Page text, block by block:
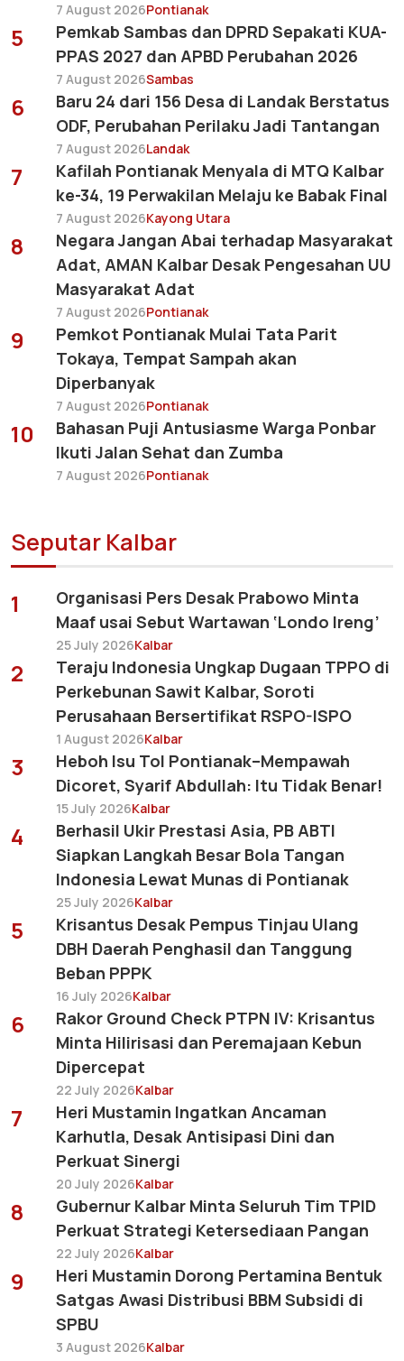
7 August 2026Pontianak
5
Pemkab Sambas dan DPRD Sepakati KUA-
PPAS 2027 dan APBD Perubahan 2026
7 August 2026Sambas
6
Baru 24 dari 156 Desa di Landak Berstatus
ODF, Perubahan Perilaku Jadi Tantangan
7 August 2026Landak
7
Kafilah Pontianak Menyala di MTQ Kalbar
ke-34, 19 Perwakilan Melaju ke Babak Final
7 August 2026Kayong Utara
8
Negara Jangan Abai terhadap Masyarakat
Adat, AMAN Kalbar Desak Pengesahan UU
Masyarakat Adat
7 August 2026Pontianak
9
Pemkot Pontianak Mulai Tata Parit
Tokaya, Tempat Sampah akan
Diperbanyak
7 August 2026Pontianak
10
Bahasan Puji Antusiasme Warga Ponbar
Ikuti Jalan Sehat dan Zumba
7 August 2026Pontianak
Seputar Kalbar
1
Organisasi Pers Desak Prabowo Minta
Maaf usai Sebut Wartawan ‘Londo Ireng’
25 July 2026Kalbar
2
Teraju Indonesia Ungkap Dugaan TPPO di
Perkebunan Sawit Kalbar, Soroti
Perusahaan Bersertifikat RSPO-ISPO
1 August 2026Kalbar
3
Heboh Isu Tol Pontianak–Mempawah
Dicoret, Syarif Abdullah: Itu Tidak Benar!
15 July 2026Kalbar
4
Berhasil Ukir Prestasi Asia, PB ABTI
Siapkan Langkah Besar Bola Tangan
Indonesia Lewat Munas di Pontianak
25 July 2026Kalbar
5
Krisantus Desak Pempus Tinjau Ulang
DBH Daerah Penghasil dan Tanggung
Beban PPPK
16 July 2026Kalbar
6
Rakor Ground Check PTPN IV: Krisantus
Minta Hilirisasi dan Peremajaan Kebun
Dipercepat
22 July 2026Kalbar
7
Heri Mustamin Ingatkan Ancaman
Karhutla, Desak Antisipasi Dini dan
Perkuat Sinergi
20 July 2026Kalbar
8
Gubernur Kalbar Minta Seluruh Tim TPID
Perkuat Strategi Ketersediaan Pangan
22 July 2026Kalbar
9
Heri Mustamin Dorong Pertamina Bentuk
Satgas Awasi Distribusi BBM Subsidi di
SPBU
3 August 2026Kalbar